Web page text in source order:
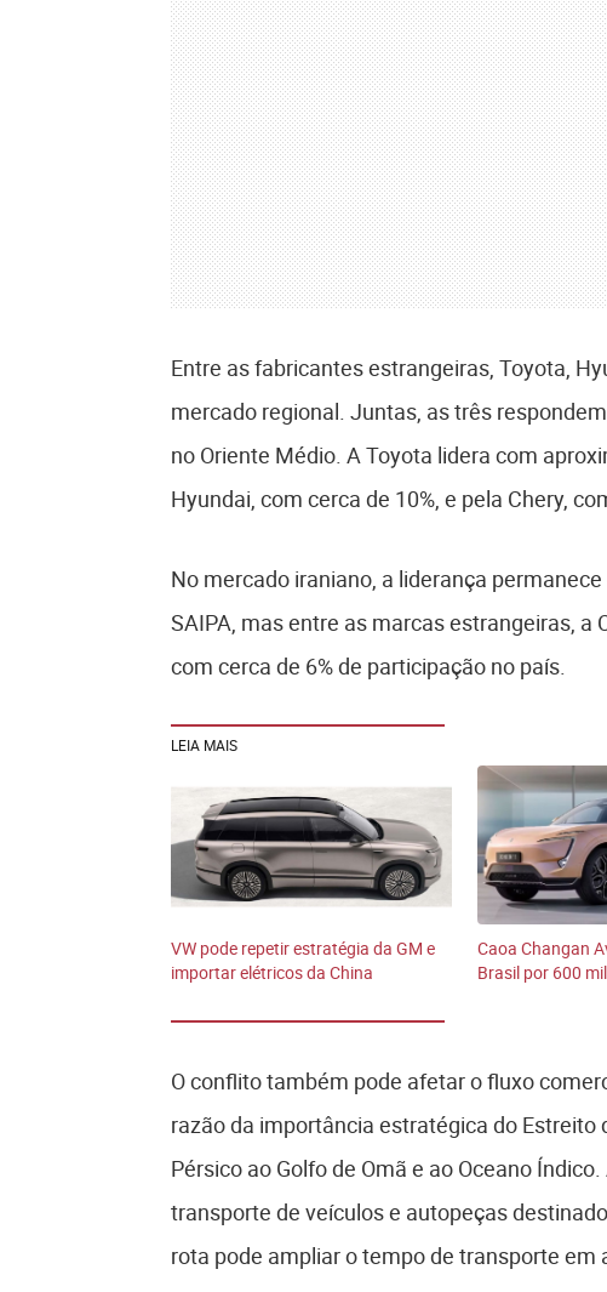
Entre as fabricantes estrangeiras, Toyota,
mercado regional. Juntas, as três
no Oriente Médio. A Toyota lidera com
Hyundai, com cerca de 10%, e pela Chery,
No mercado iraniano, a liderança
SAIPA, mas entre as marcas estrangeiras, a
com cerca de 6% de participação no país.
LEIA MAIS
VW pode repetir estratégia da GM e
importar elétricos da China
Caoa Changan
Brasil por 600
O conflito também pode afetar o fluxo
razão da importância estratégica do
Pérsico ao Golfo de Omã e ao Oceano
transporte de veículos e autopeças
rota pode ampliar o tempo de transporte em